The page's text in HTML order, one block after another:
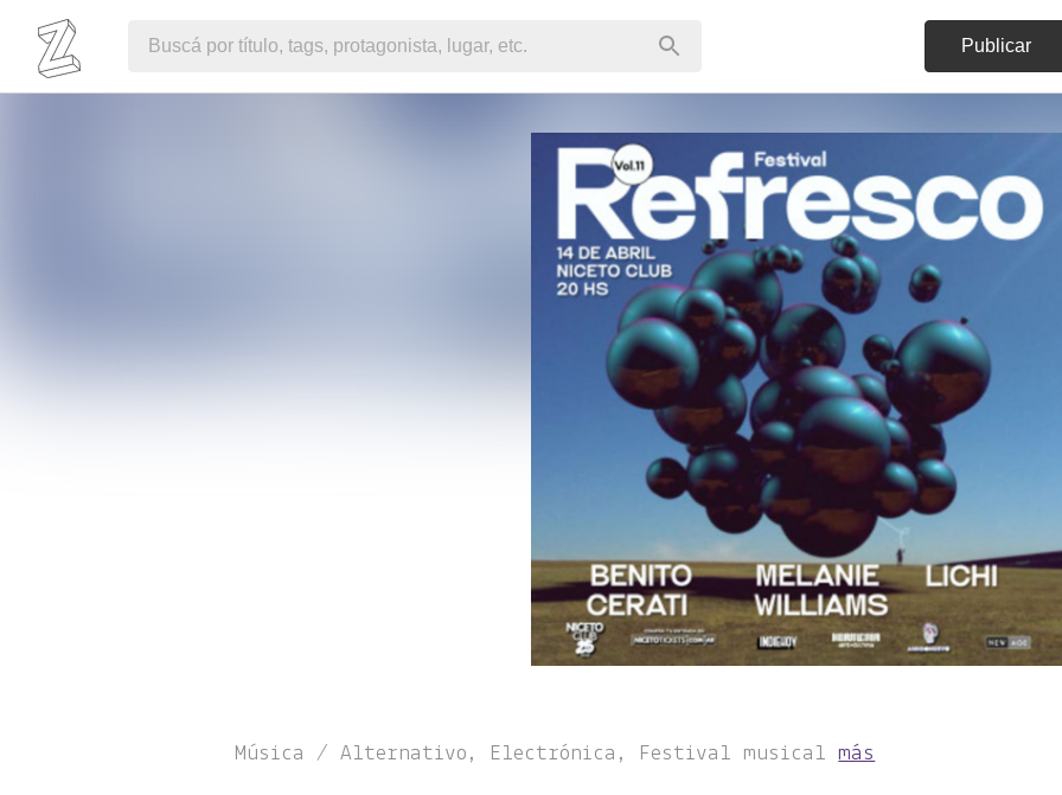
Publicar
Música / Alternativo, Electrónica, Festival musicalmás